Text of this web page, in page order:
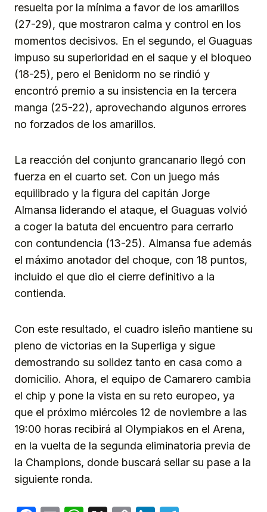
resuelta por la mínima a favor de los amarillos
(27-29), que mostraron calma y control en los
momentos decisivos. En el segundo, el Guaguas
impuso su superioridad en el saque y el bloqueo
(18-25), pero el Benidorm no se rindió y
encontró premio a su insistencia en la tercera
manga (25-22), aprovechando algunos errores
no forzados de los amarillos.
La reacción del conjunto grancanario llegó con
fuerza en el cuarto set. Con un juego más
equilibrado y la figura del capitán Jorge
Almansa liderando el ataque, el Guaguas volvió
a coger la batuta del encuentro para cerrarlo
con contundencia (13-25). Almansa fue además
el máximo anotador del choque, con 18 puntos,
incluido el que dio el cierre definitivo a la
contienda.
Con este resultado, el cuadro isleño mantiene su
pleno de victorias en la Superliga y sigue
demostrando su solidez tanto en casa como a
domicilio. Ahora, el equipo de Camarero cambia
el chip y pone la vista en su reto europeo, ya
que el próximo miércoles 12 de noviembre a las
19:00 horas recibirá al Olympiakos en el Arena,
en la vuelta de la segunda eliminatoria previa de
la Champions, donde buscará sellar su pase a la
siguiente ronda.